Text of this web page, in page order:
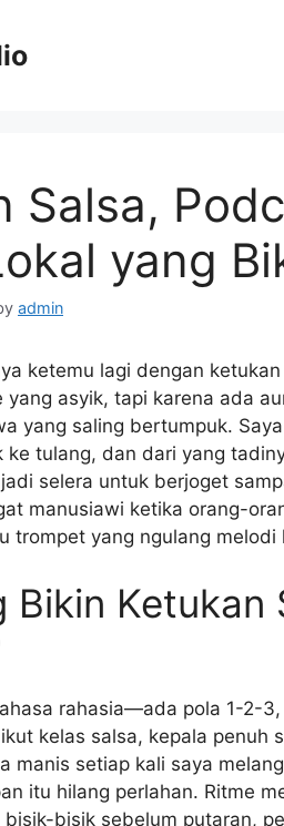
Salsa,
yang
admin
ketemu lagi dengan
yang asyik, tapi karena ada
yang saling bertumpuk.
ke tulang, dan dari yang
selera untuk berjoget
manusiawi ketika orang-
trompet yang ngulang melodi
Bikin Ketukan
rahasia—ada pola 1-2-
kelas salsa, kepala penuh
manis setiap kali saya
itu hilang perlahan. Ritme
bisik sebelum putaran,